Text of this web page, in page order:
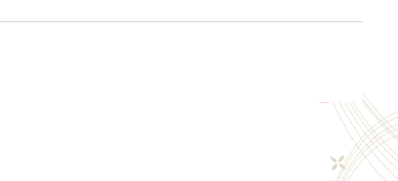
などの絵本を出版するとともに、作家としても活躍